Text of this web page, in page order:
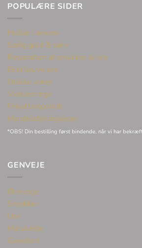
POPULÆRE SIDER
Huller i ørerne
Sælg guld & sølv
Reparation af smykker & ure
Eksklusive ure
Unikke varer
Vielsesringe
Privatlivspolitik
Handelsbetingelser
*OBS! Din bestilling først bindende, når vi har
GENVEJE
Øreringe
Smykker
Ure
Halskæde
Gavekort